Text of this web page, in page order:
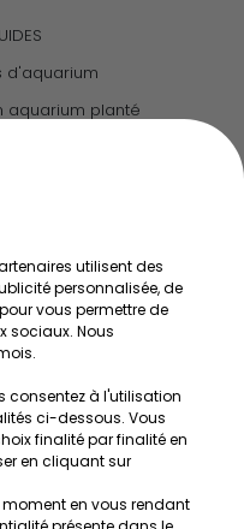
d'aquarium
aquarium planté
de produits
de vente
utilisent des
personnalisée, de
vous permettre de
sociaux. Nous
consentez à l'utilisation
ci-dessous. Vous
finalité par finalité en
en cliquant sur
en vous rendant